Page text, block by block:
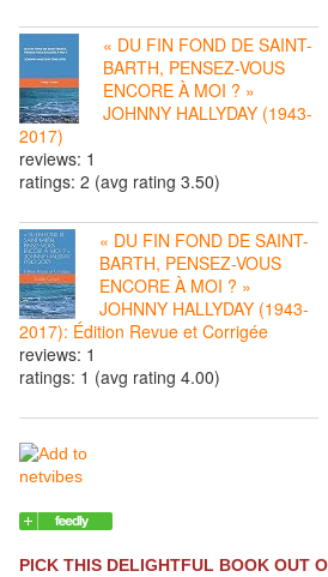
« DU FIN FOND DE SAINT-
BARTH, PENSEZ-VOUS
ENCORE À MOI ? »
JOHNNY HALLYDAY (1943-
2017)
reviews: 1
ratings: 2 (avg rating 3.50)
« DU FIN FOND DE SAINT-
BARTH, PENSEZ-VOUS
ENCORE À MOI ? »
JOHNNY HALLYDAY (1943-
2017): Édition Revue et Corrigée
reviews: 1
ratings: 1 (avg rating 4.00)
PICK THIS DELIGHTFUL BOOK OUT